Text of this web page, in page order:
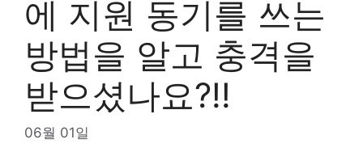
에 지원 동기를 쓰는
방법을 알고 충격을
받으셨나요?!!
06월 01일